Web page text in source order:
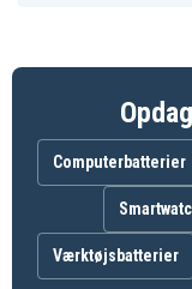
Panasonic
Panasonic
EY6431NQKW
Panasonic
Panasonic
EY6535NQKW
Panasonic
Computerbatterier
Værktøjsbatterier